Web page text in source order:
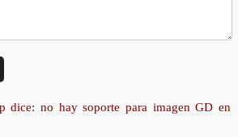
dice: no hay soporte para imagen GD en